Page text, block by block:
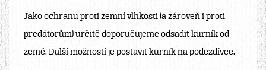
Jako ochranu proti zemní vlhkosti (a zároveň i proti
predátorům) určitě doporučujeme odsadit kurník od
země. Další možností je postavit kurník na podezdívce.